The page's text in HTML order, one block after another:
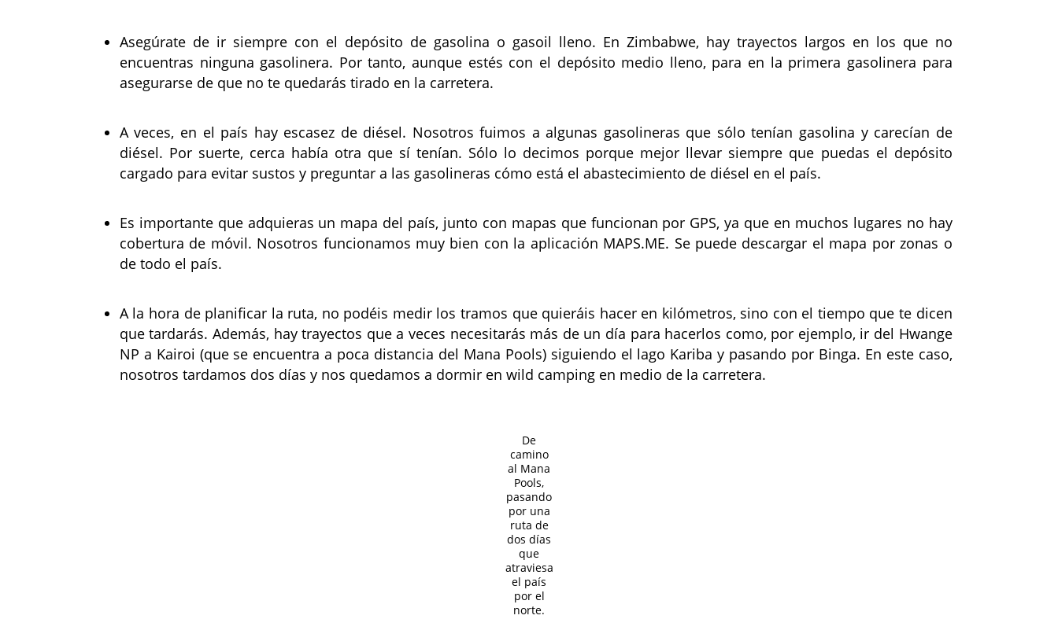
Asegúrate de ir siempre con el depósito de gasolina o gasoil lleno. En Zimbabwe, hay trayectos largos en los que no
encuentras ninguna gasolinera. Por tanto, aunque estés con el depósito medio lleno, para en la primera gasolinera para
asegurarse de que no te quedarás tirado en la carretera.
A veces, en el país hay escasez de diésel. Nosotros fuimos a algunas gasolineras que sólo tenían gasolina y carecían de
diésel. Por suerte, cerca había otra que sí tenían. Sólo lo decimos porque mejor llevar siempre que puedas el depósito
cargado para evitar sustos y preguntar a las gasolineras cómo está el abastecimiento de diésel en el país.
Es importante que adquieras un mapa del país, junto con mapas que funcionan por GPS, ya que en muchos lugares no hay
cobertura de móvil. Nosotros funcionamos muy bien con la aplicación MAPS.ME. Se puede descargar el mapa por zonas o
de todo el país.
A la hora de planificar la ruta, no podéis medir los tramos que quieráis hacer en kilómetros, sino con el tiempo que te dicen
que tardarás. Además, hay trayectos que a veces necesitarás más de un día para hacerlos como, por ejemplo, ir del Hwange
NP a Kairoi (que se encuentra a poca distancia del Mana Pools) siguiendo el lago Kariba y pasando por Binga. En este caso,
nosotros tardamos dos días y nos quedamos a dormir en wild camping en medio de la carretera.
De
camino
al Mana
Pools,
pasando
por una
ruta de
dos días
que
atraviesa
el país
por el
norte.